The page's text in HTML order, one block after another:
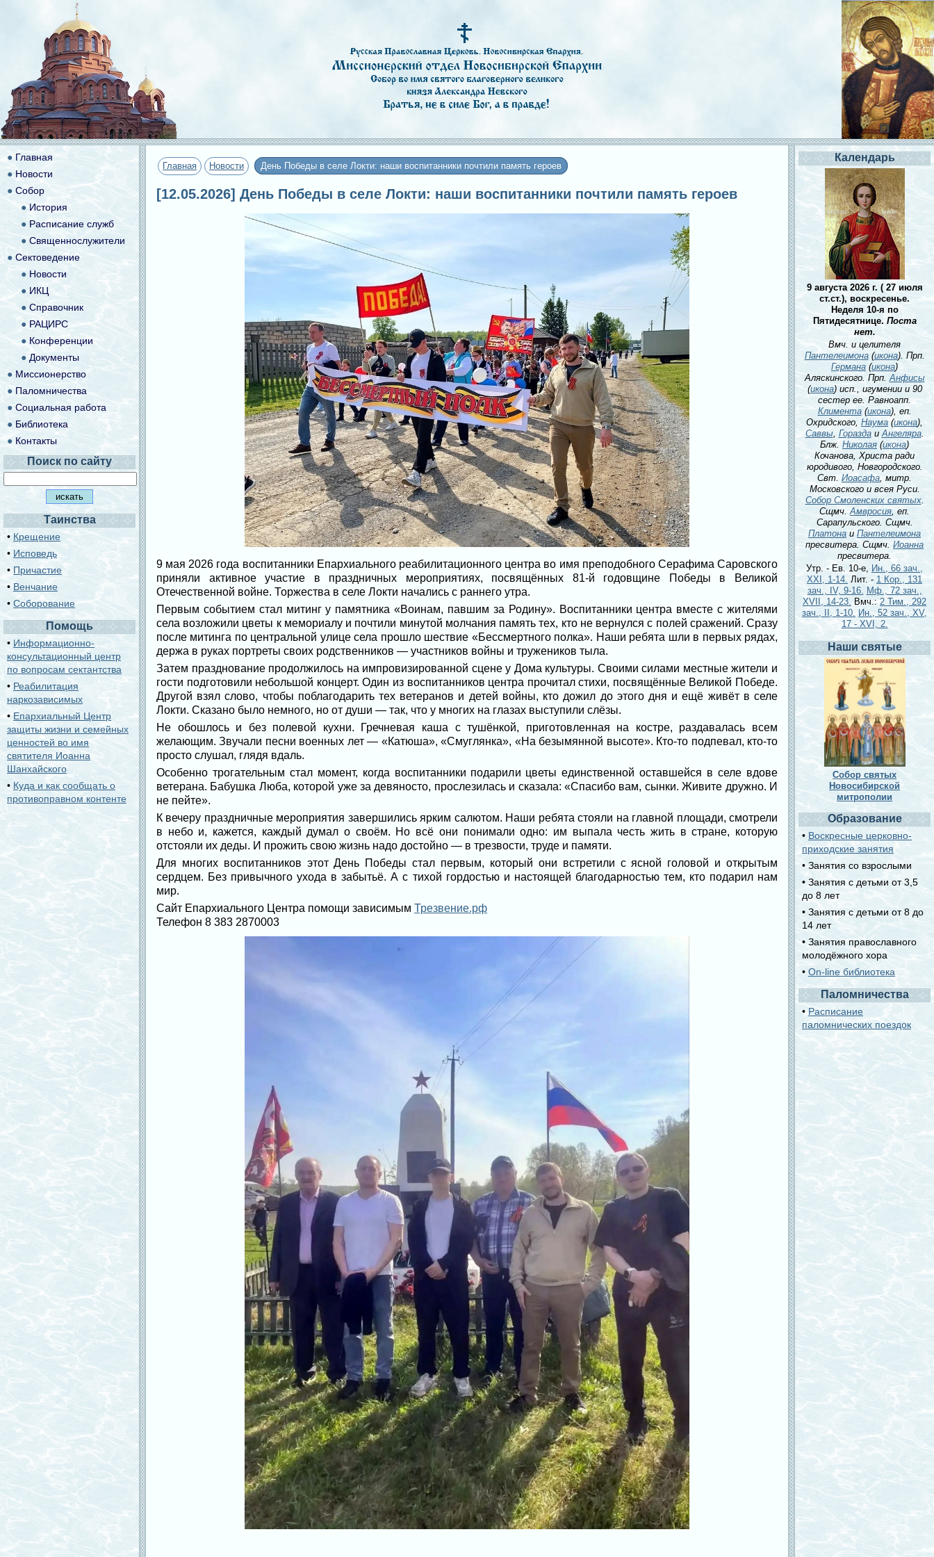
Главная Новости День Победы в селе Локти: наши воспитанники почтили память героев
[12.05.2026] День Победы в селе Локти: наши воспитанники почтили память героев
9 мая 2026 года воспитанники Епархиального реабилитационного центра во имя преподобного Серафима Саровского
приняли активное участие в праздничных мероприятиях, посвящённых 81-й годовщине Победы в Великой
Отечественной войне. Торжества в селе Локти начались с раннего утра.
Первым событием стал митинг у памятника «Воинам, павшим за Родину». Воспитанники центра вместе с жителями
села возложили цветы к мемориалу и почтили минутой молчания память тех, кто не вернулся с полей сражений. Сразу
после митинга по центральной улице села прошло шествие «Бессмертного полка». Наши ребята шли в первых рядах,
держа в руках портреты своих родственников — участников войны и тружеников тыла.
Затем празднование продолжилось на импровизированной сцене у Дома культуры. Своими силами местные жители и
гости подготовили небольшой концерт. Один из воспитанников центра прочитал стихи, посвящённые Великой Победе.
Другой взял слово, чтобы поблагодарить тех ветеранов и детей войны, кто дожил до этого дня и ещё живёт в селе
Локти. Сказано было немного, но от души — так, что у многих на глазах выступили слёзы.
Не обошлось и без полевой кухни. Гречневая каша с тушёнкой, приготовленная на костре, раздавалась всем
желающим. Звучали песни военных лет — «Катюша», «Смуглянка», «На безымянной высоте». Кто-то подпевал, кто-то
просто слушал, глядя вдаль.
Особенно трогательным стал момент, когда воспитанники подарили цветы единственной оставшейся в селе вдове
ветерана. Бабушка Люба, которой уже за девяносто, прослезилась и сказала: «Спасибо вам, сынки. Живите дружно. И
не пейте».
К вечеру праздничные мероприятия завершились ярким салютом. Наши ребята стояли на главной площади, смотрели
в небо и, кажется, каждый думал о своём. Но всё они понимали одно: им выпала честь жить в стране, которую
отстояли их деды. И прожить свою жизнь надо достойно — в трезвости, труде и памяти.
Для многих воспитанников этот День Победы стал первым, который они встретили с ясной головой и открытым
сердцем. Без привычного ухода в забытьё. А с тихой гордостью и настоящей благодарностью тем, кто подарил нам
мир.
Сайт Епархиального Центра помощи зависимым Трезвение.рф
Телефон 8 383 2870003
● Главная
● Новости
● Собор
● История
● Расписание служб
● Священнослужители
● Сектоведение
● Новости
●ИКЦ
● Справочник
● РАЦИРС
● Конференции
● Документы
●Миссионерство
● Паломничества
●Социальная работа
● Библиотека
● Контакты
Поиск по сайту
Таинства
• Крещение
• Исповедь
• Причастие
• Венчание
• Соборование
Помощь
• Информационно-
консультационный центр
по вопросам сектантства
•Реабилитация
наркозависимых
•Епархиальный Центр
защиты жизни и семейных
ценностей во имя
святителя Иоанна
Шанхайского
• Куда и как сообщать о
противоправном контенте
Календарь
9 августа 2026 г. ( 27 июля
ст.ст.), воскресенье.
Неделя 10-я по
Пятидесятнице. Поста
нет.
Вмч. и целителя
Пантелеимона(икона). Прп.
Германа (икона)
Аляскинского. Прп.Анфисы
(икона) исп., игумении и 90
сестер ее. Равноапп.
Климента(икона), еп.
Охридского, Наума(икона),
Саввы, ГораздаиАнгеляра.
Блж. Николая (икона)
Кочанова, Христа ради
юродивого, Новгородского.
Свт. Иоасафа, митр.
Московского и всея Руси.
Собор Смоленских святых.
Сщмч.Амвросия, еп.
Сарапульского. Сщмч.
Платона иПантелеимона
пресвитера. Сщмч. Иоанна
пресвитера.
Утр. - Ев. 10-е, Ин., 66 зач.,
XXI, 1-14. Лит. - 1 Кор., 131
зач., IV, 9-16. Мф., 72 зач.,
XVII, 14-23. Вмч.:2 Тим., 292
зач., II, 1-10. Ин., 52 зач., XV,
17 - XVI, 2.
Наши святые
Собор святых
Новосибирской
митрополии
Образование
• Воскресные церковно-
приходские занятия
• Занятия со взрослыми
• Занятия с детьми от 3,5
до 8 лет
• Занятия с детьми от 8 до
14 лет
• Занятия православного
молодёжного хора
• On-line библиотека
Паломничества
•Расписание
паломнических поездок